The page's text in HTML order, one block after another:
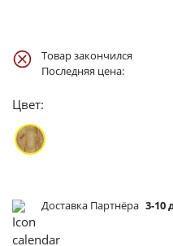
Товар закончился
Последняя цена:
Цвет:
Доставка Партнёра 3-10